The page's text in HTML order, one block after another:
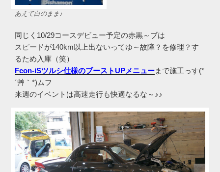
あえて白のまま♪
同じく10/29コースデビュー予定の赤黒～ブは
スピードが140km以上出ないってゆ～故障？を修理？す
るため入庫（笑）
Fcon-iSツルシ仕様のブーストUPメニューまで施工っす(*
´艸｀*)ムフ
来週のイベントは高速走行も快適なるな～♪♪